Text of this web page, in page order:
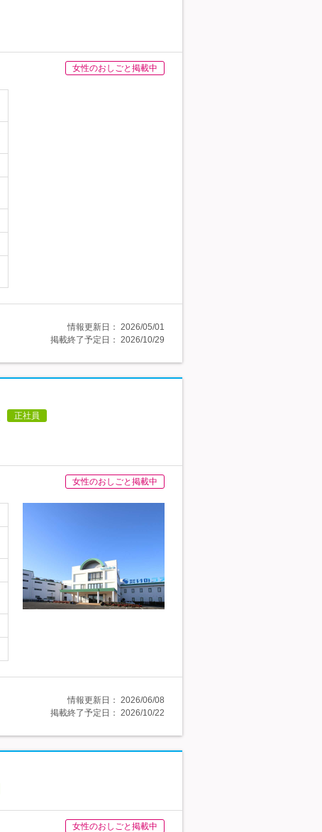
女性のおしごと掲載中
情報更新日： 2026/05/01
掲載終了予定日： 2026/10/29
正社員
女性のおしごと掲載中
情報更新日： 2026/06/08
掲載終了予定日： 2026/10/22
女性のおしごと掲載中